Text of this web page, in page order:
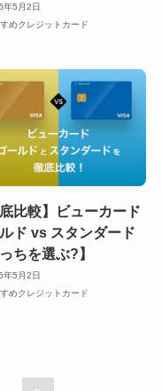
年5月2日
めクレジットカード
底比較】ビューカード
ド vs スタンダード
っちを選ぶ?】
年5月2日
めクレジットカード